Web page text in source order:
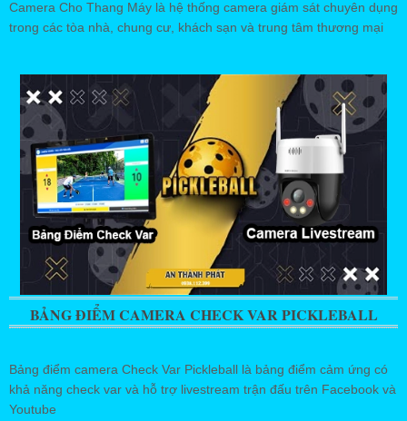
Camera Cho Thang Máy là hệ thống camera giám sát chuyên dụng
trong các tòa nhà, chung cư, khách sạn và trung tâm thương mại
BẢNG ĐIỂM CAMERA CHECK VAR PICKLEBALL
Bảng điểm camera Check Var Pickleball là bảng điểm cảm ứng có
khả năng check var và hỗ trợ livestream trận đấu trên Facebook và
Youtube